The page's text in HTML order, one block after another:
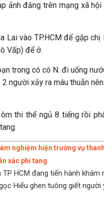
ảnh đăng trên mạng xã
Lai vào TP.HCM để gặp
Vấp) để ở.
trong có có N. đi uống
người xảy ra mâu thuẫn
thi thể ngủ 8 tiếng rồi
nghiệm hiện trường vụ
xác phi tang
TP HCM đang tiến hành
Hiếu ghen tuông giết người